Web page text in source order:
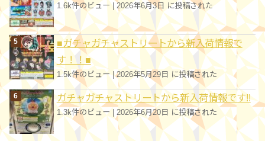
1.6k件のビュー| 2026年6月3日 に投稿された
■ガチャガチャストリートから新入荷情報で
す！！■
1.5k件のビュー|2026年5月29日 に投稿された
ガチャガチャストリートから新入荷情報です!!
1.3k件のビュー| 2026年6月20日 に投稿された